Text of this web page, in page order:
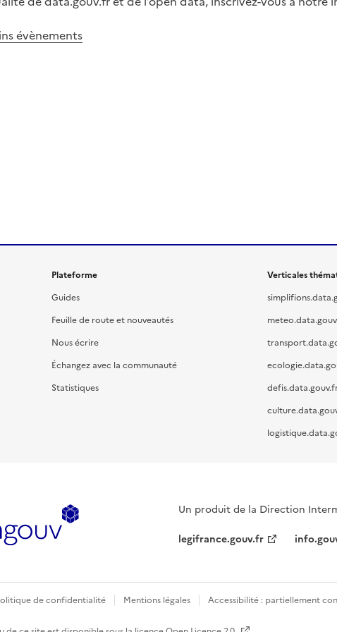
évènements
Plateforme
Guides
Feuille de route et nouveautés
Nous écrire
Échangez avec la communauté
Statistiques
Verticales
Un produit de la Direction
legifrance.gouv.fr
de confidentialité Mentions légales Accessibilité : partiellement